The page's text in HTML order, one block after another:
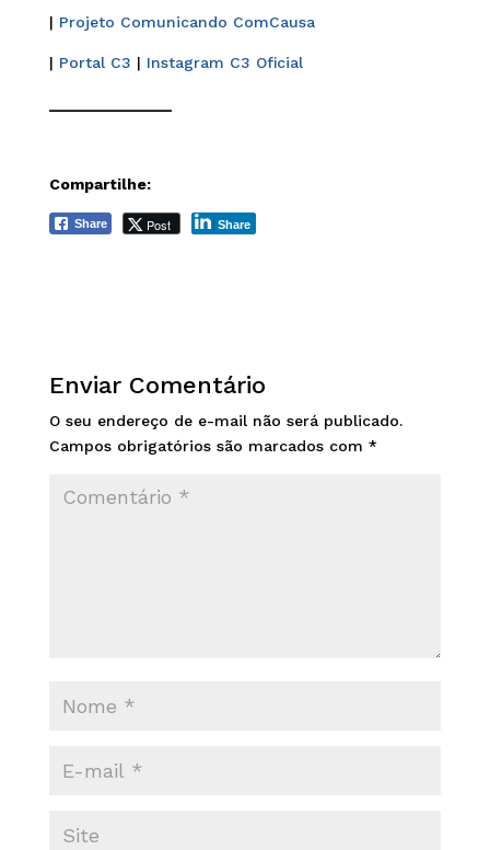
| Projeto Comunicando ComCausa
| Portal C3 | Instagram C3 Oficial
Compartilhe:
Share Post Share
Enviar Comentário
O seu endereço de e-mail não será publicado.
Campos obrigatórios são marcados com *